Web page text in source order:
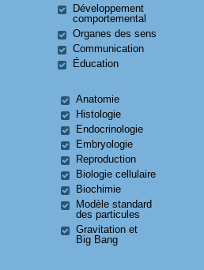
Développement
comportemental
Organes des sens
Communication
Éducation
Anatomie
Histologie
Endocrinologie
Embryologie
Reproduction
Biologie cellulaire
Biochimie
Modèle standard
des particules
Gravitation et
Big Bang